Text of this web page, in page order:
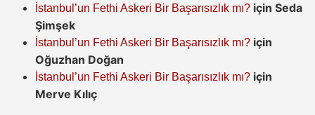
İstanbul’un Fethi Askeri Bir Başarısızlık mı? için Seda
Şimşek
İstanbul’un Fethi Askeri Bir Başarısızlık mı? için
Oğuzhan Doğan
İstanbul’un Fethi Askeri Bir Başarısızlık mı? için
Merve Kılıç